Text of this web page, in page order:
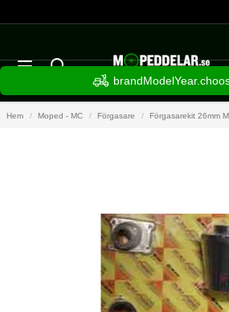
Hem Moped - MC Förgasare Förgasarekit 26mm